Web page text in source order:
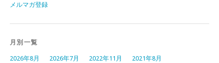
メルマガ登録
月別一覧
2026年8月 2026年7月 2022年11月
2021年8月